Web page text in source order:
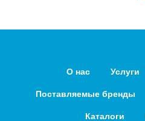
О нас Услуги
Поставляемые бренды
Каталоги